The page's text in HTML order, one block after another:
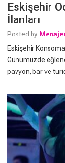
Eskişehir
İlanları
Posted by
Eskişehir
Günümüzde
pavyon, bar ve